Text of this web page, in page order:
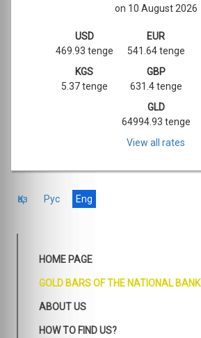
on 10 August 2026
USD
469.93 tenge
EUR
541.64 tenge
KGS
5.37 tenge
GBP
631.4 tenge
GLD
64994.93 tenge
View all rates
Қаз Рус Eng
HOME PAGE
GOLD BARS OF THE NATIONAL BANK
ABOUT US
HOW TO FIND US?